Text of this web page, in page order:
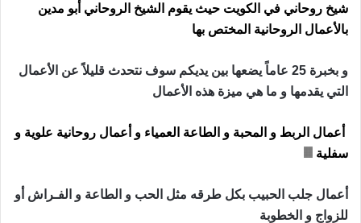
شيخ روحاني في الكويت حيث يقوم الشيخ الروحاني أبو مدين
بالأعمال الروحانية المختص بها
و بخبرة 25 عاماً يضعها بين يديكم سوف نتحدث قليلاً عن الأعمال
التي يقدمها و ما هي ميزة هذه الأعمال
أعمال الربط و المحبة و الطاعة العمياء و أعمال روحانية علوية و
سفلية
أعمال جلب الحبيب بكل طرقه مثل الحب و الطاعة و الفـراش أو
للزواج و الخطوبة